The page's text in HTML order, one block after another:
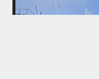
何ヶ月も前からやり取りさせ